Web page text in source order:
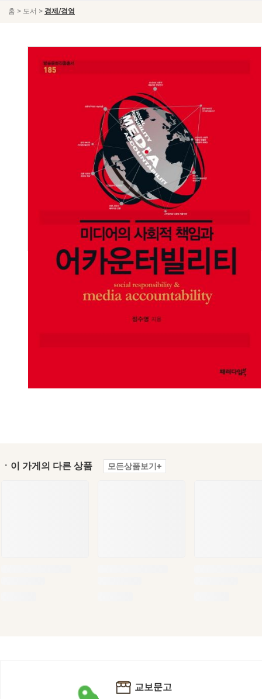
홈 > 도서 > 경제/경영
ㆍ이 가게의 다른 상품 모든상품보기+
교보문고